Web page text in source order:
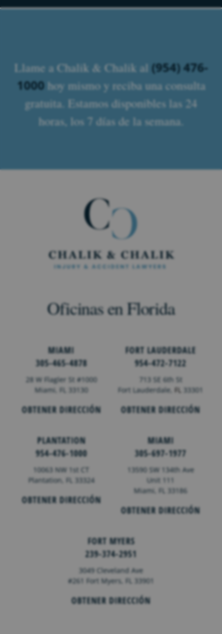
Llame a Chalik & Chalik al (954) 476-
1000hoy mismo y reciba una consulta
gratuita. Estamos disponibles las 24
horas, los 7 días de la semana.
Oficinas en Florida
MIAMI
305-465-4878
28 W Flagler St #1000
Miami, FL 33130
OBTENER DIRECCIÓN
FORT LAUDERDALE
954-472-7122
713 SE 6th St
Fort Lauderdale,FL 33301
OBTENER DIRECCIÓN
PLANTATION
954-476-1000
10063 NW 1st CT
Plantation, FL 33324
OBTENER DIRECCIÓN
MIAMI
305-697-1977
13590 SW 134th Ave
Unit 111
Miami, FL 33186
OBTENER DIRECCIÓN
FORT MYERS
239-374-2951
3049 Cleveland Ave
#261 Fort Myers, FL 33901
OBTENER DIRECCIÓN